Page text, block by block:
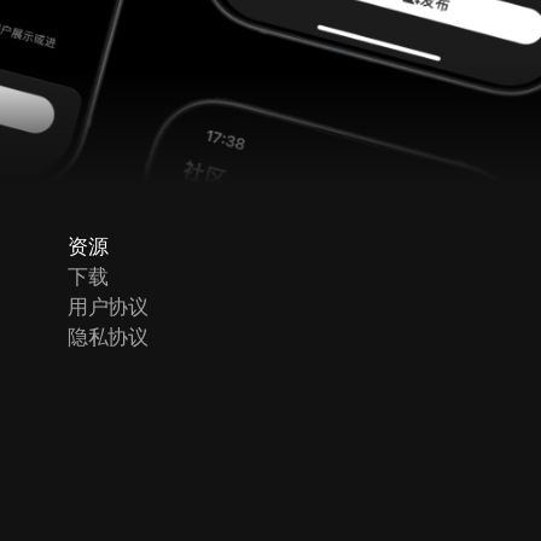
资源
下载
用户协议
隐私协议